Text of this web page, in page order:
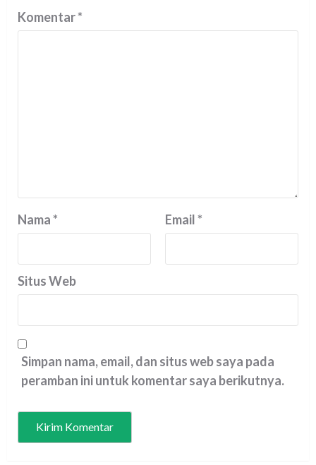
Komentar*
Nama* Email*
Situs Web
Simpan nama, email, dan situs web saya pada
peramban ini untuk komentar saya berikutnya.